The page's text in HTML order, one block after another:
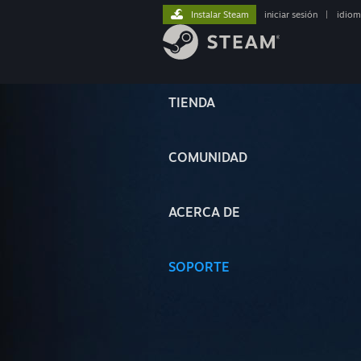
TIENDA
COMUNIDAD
ACERCA DE
SOPORTE
Instalar Steam iniciar sesión